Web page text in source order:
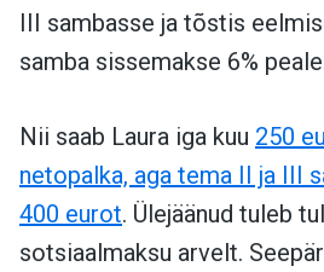
III sambasse ja tõstis
samba sissemakse 6%
Nii saab Laura iga kuu 250
netopalka, aga tema II ja III
400 eurot. Ülejäänud tuleb
sotsiaalmaksu arvelt.